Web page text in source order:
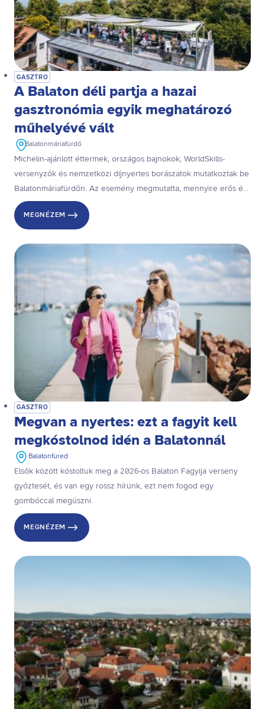
GASZTRO
A Balaton déli partja a hazai
gasztronómia egyik meghatározó
műhelyévé vált
Balatonmáriafürdő
Michelin-ajánlott éttermek, országos bajnokok, WorldSkills-
versenyzők és nemzetközi díjnyertes borászatok mutatkoztak be
Balatonmáriafürdőn. Az esemény megmutatta, mennyire erős és
sokszínű a dél-balatoni gasztronómia. Itt az ideje végigkóstolni
ezeket a helyeket!
MEGNÉZEM
GASZTRO
Megvan a nyertes: ezt a fagyit kell
megkóstolnod idén a Balatonnál
Balatonfüred
Elsők között kóstoltuk meg a 2026-os Balaton Fagyija verseny
győztesét, és van egy rossz hírünk, ezt nem fogod egy
gombóccal megúszni.
MEGNÉZEM